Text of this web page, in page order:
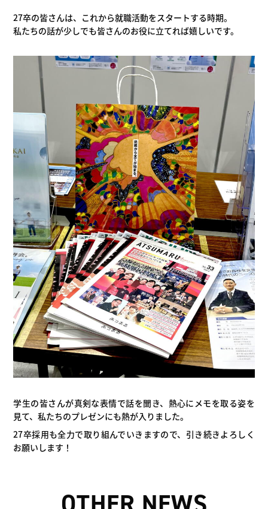
27卒の皆さんは、これから就職活動をスタートする時期。
私たちの話が少しでも皆さんのお役に立てれば嬉しいです。
学生の皆さんが真剣な表情で話を聞き、熱心にメモを取る姿を
見て、私たちのプレゼンにも熱が入りました。
27卒採用も全力で取り組んでいきますので、引き続きよろしく
お願いします！